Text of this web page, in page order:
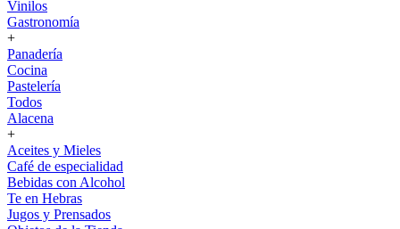
Vinilos
Gastronomía
+
Panadería
Cocina
Pastelería
Todos
Alacena
+
Aceites y Mieles
Café de especialidad
Bebidas con Alcohol
Te en Hebras
Jugos y Prensados